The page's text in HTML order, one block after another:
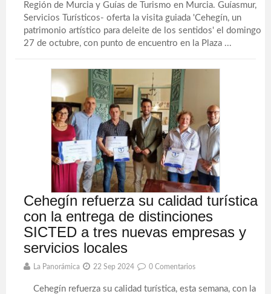
Región de Murcia y Guías de Turismo en Murcia. Guíasmur,
Servicios Turísticos- oferta la visita guiada 'Cehegín, un
patrimonio artístico para deleite de los sentidos' el domingo
27 de octubre, con punto de encuentro en la Plaza ...
Cehegín refuerza su calidad turística
con la entrega de distinciones
SICTED a tres nuevas empresas y
servicios locales
La Panorámica 22 Sep 2024 0 Comentarios
Cehegín refuerza su calidad turística, esta semana, con la